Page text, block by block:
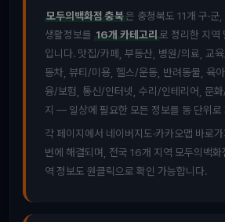
모두의백화점 충북은 충청북도 11개 구·군,
생활정보를 16개 카테고리 로 정리한 지역
입니다. 맛집/카페, 부동산, 병원/의료, 교
동차, 뷰티/미용, 헬스/운동, 반려동물, 육
융/보험, 통신/인터넷, 수리/인테리어, 문
지 — 일상에 필요한 모든 정보를 동 단위로
각 페이지에서 네이버지도·카카오맵 바로
번에 해결되며, 전국 16개 지역 모두의백화
역 정보도 원클릭으로 확인 가능합니다.